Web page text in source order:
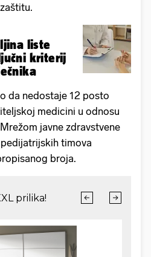
liste
kriterij
da nedostaje 12 posto
medicini u odnosu
javne zdravstvene
timova
broja.